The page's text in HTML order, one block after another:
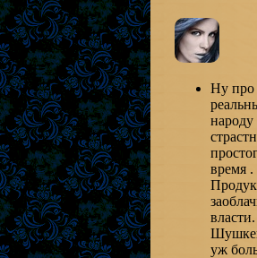
Ну про
народу
время
уж